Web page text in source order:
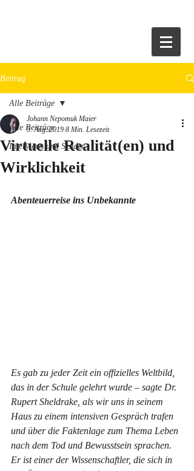
Beitrag
Alle Beiträge
Interviews und Sender
Alle Beiträge
Virtuelle Realität(en) und
Wirklichkeit
Johann Nepomuk Maier
5. Aug. 2019 8 Min. Lesezeit
Abenteuerreise ins Unbekannte
Es gab zu jeder Zeit ein offizielles Weltbild,
das in der Schule gelehrt wurde – sagte Dr.
Rupert Sheldrake, als wir uns in seinem
Haus zu einem intensiven Gespräch trafen
und über die Faktenlage zum Thema Leben
nach dem Tod und Bewusstsein sprachen.
Er ist einer der Wissenschaftler, die sich in